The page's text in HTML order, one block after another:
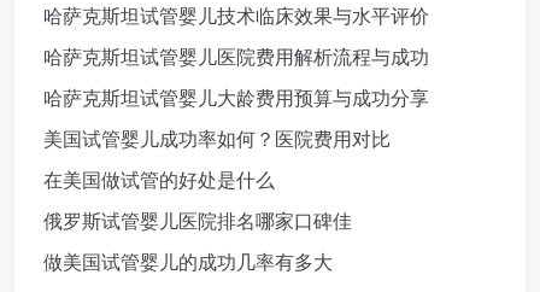
哈萨克斯坦试管婴儿技术临床效果与水平评价
哈萨克斯坦试管婴儿医院费用解析流程与成功
哈萨克斯坦试管婴儿大龄费用预算与成功分享
美国试管婴儿成功率如何？医院费用对比
在美国做试管的好处是什么
俄罗斯试管婴儿医院排名哪家口碑佳
做美国试管婴儿的成功几率有多大